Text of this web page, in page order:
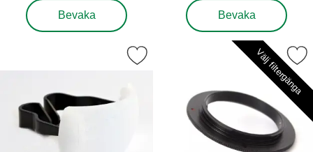
Bevaka
, Ögonmussla motsv. Nikon DK-25
Bevaka
, Pop-Up Flash Diffusor,
Markera pop-Up Flash Diffusor, vit som favorit Välj filtergänga
Markera